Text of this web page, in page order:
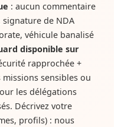
: aucun commentaire
de NDA
véhicule banalisé
disponible sur
rapprochée +
sensibles ou
les délégations
Décrivez votre
profils) : nous